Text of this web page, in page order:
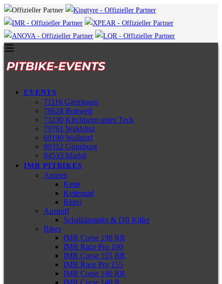
EVENTS
71116 Gärtringen
78628 Rottweil
73230 Kirchheim unter Teck
79761 Waldshut
69190 Walldorf
89312 Günzburg
84533 Marktl
IMR PITBIKES
Antrieb
Kette
Kettenrad
Ritzel
Auspuff
Schalldämpfer & DB Killer
Bikes
IMR Corse 190 RR
IMR Race Pro 190
IMR Corse 155 RR
IMR Race Pro 155
IMR Corse 140 RR
IMR Corse 140 R